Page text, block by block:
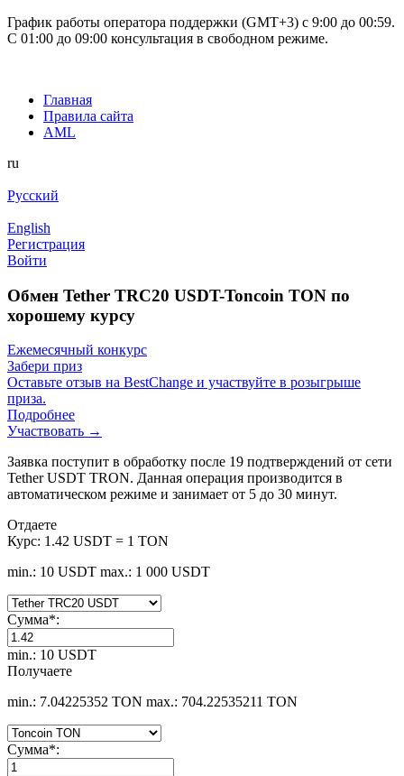
График работы оператора поддержки (GMT+3) c 9:00 до 00:59.
С 01:00 до 09:00 консультация в свободном режиме.
Главная
Правила сайта
AML
ru
Русский
English
Регистрация
Войти
Обмен Tether TRC20 USDT-Toncoin TON по
хорошему курсу
Ежемесячный конкурс
Забери приз
Оставьте отзыв на BestChange и участвуйте в розыгрыше
приза.
Подробнее
Участвовать →
Заявка поступит в обработку после 19 подтверждений от сети
Tether USDT TRON. Данная операция производится в
автоматическом режиме и занимает от 5 до 30 минут.
Отдаете
Курс: 1.42 USDT = 1 TON
min.: 10 USDT max.: 1 000 USDT
Сумма*:
min.: 10 USDT
Получаете
min.: 7.04225352 TON max.: 704.22535211 TON
Сумма*: